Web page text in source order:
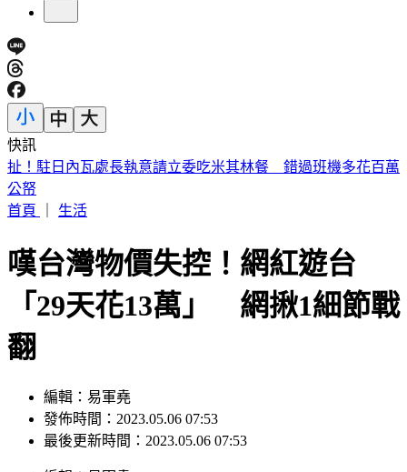
快訊
iPhone 17也要漲了？傳最快「下週價格異動」 知情人曝內幕
首頁
嘆台灣物價失控！網紅遊台
「29天花13萬」 網揪1細節戰
翻
發佈時間：2023.05.06 07:53
最後更新時間：2023.05.06 07:53